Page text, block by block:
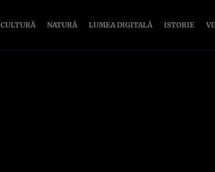
CULTURĂ NATURĂ LUMEA DIGITALĂ ISTORIE